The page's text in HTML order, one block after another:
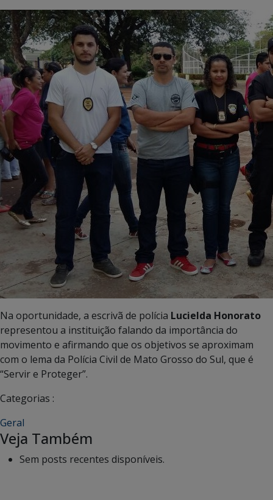
Na oportunidade, a escrivã de polícia Lucielda Honorato
representou a instituição falando da importância do
movimento e afirmando que os objetivos se aproximam
com o lema da Polícia Civil de Mato Grosso do Sul, que é
“Servir e Proteger”.
Categorias :
Geral
Veja Também
Sem posts recentes disponíveis.